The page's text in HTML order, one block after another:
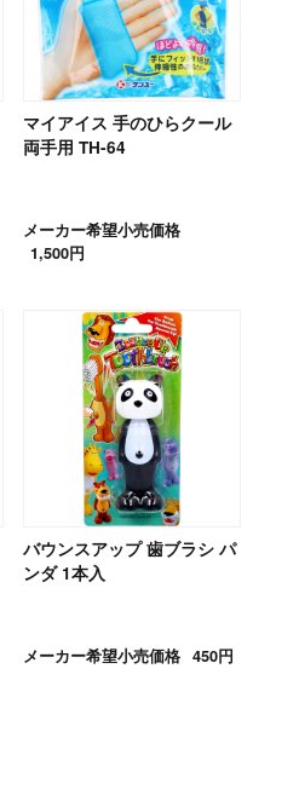
マイアイス 手のひらクール
両手用 TH-64
メーカー希望小売価格
1,500円
バウンスアップ 歯ブラシ パ
ンダ 1本入
メーカー希望小売価格 450円